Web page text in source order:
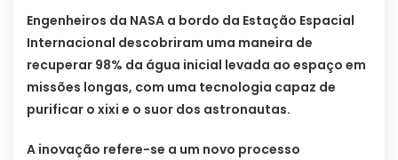
Engenheiros da NASA a bordo da Estação Espacial
Internacional descobriram uma maneira de
recuperar 98% da água inicial levada ao espaço em
missões longas, com uma tecnologia capaz de
purificar o xixi e o suor dos astronautas.
A inovação refere-se a um novo processo